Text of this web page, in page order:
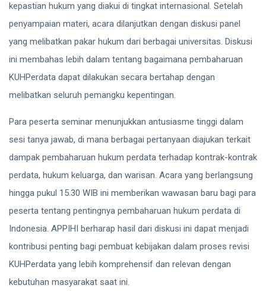
kepastian hukum yang diakui di tingkat internasional. Setelah
penyampaian materi, acara dilanjutkan dengan diskusi panel
yang melibatkan pakar hukum dari berbagai universitas. Diskusi
ini membahas lebih dalam tentang bagaimana pembaharuan
KUHPerdata dapat dilakukan secara bertahap dengan
melibatkan seluruh pemangku kepentingan.
Para peserta seminar menunjukkan antusiasme tinggi dalam
sesi tanya jawab, di mana berbagai pertanyaan diajukan terkait
dampak pembaharuan hukum perdata terhadap kontrak-kontrak
perdata, hukum keluarga, dan warisan. Acara yang berlangsung
hingga pukul 15.30 WIB ini memberikan wawasan baru bagi para
peserta tentang pentingnya pembaharuan hukum perdata di
Indonesia. APPIHI berharap hasil dari diskusi ini dapat menjadi
kontribusi penting bagi pembuat kebijakan dalam proses revisi
KUHPerdata yang lebih komprehensif dan relevan dengan
kebutuhan masyarakat saat ini.